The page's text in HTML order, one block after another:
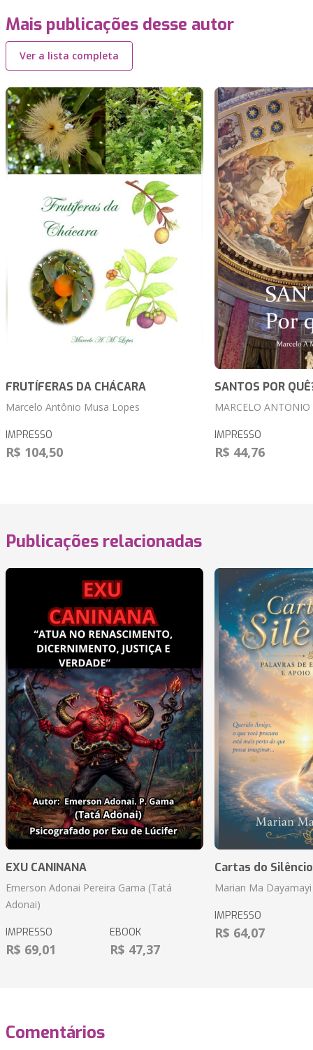
Mais publicações desse autor
Ver a lista completa
FRUTÍFERAS DA CHÁCARA
Marcelo Antônio Musa Lopes
IMPRESSO
R$ 104,50
SANTOS POR
MARCELO ANTONIO
IMPRESSO
R$ 44,76
Publicações relacionadas
EXU CANINANA
Emerson Adonai Pereira Gama (Tatá
Adonai)
IMPRESSO
R$ 69,01
EBOOK
R$ 47,37
Cartas do Silêncio
Marian Ma Dayamayi
IMPRESSO
R$ 64,07
Comentários